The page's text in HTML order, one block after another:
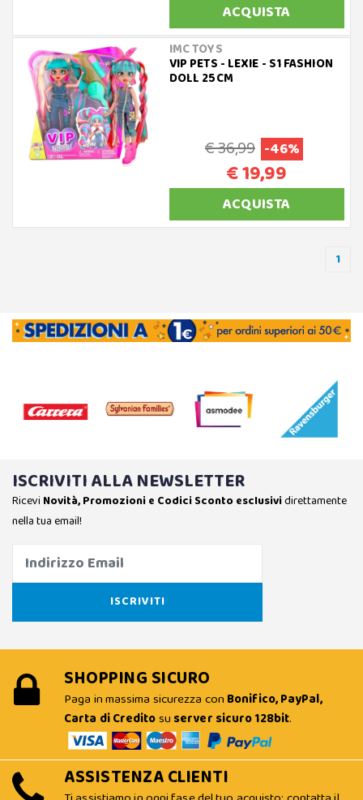
ACQUISTA
IMC TOYS
VIP PETS - LEXIE - S1 FASHION
DOLL 25CM
€ 36,99 -46%
€ 19,99
ACQUISTA
1
ISCRIVITI ALLA NEWSLETTER
Ricevi Novità, Promozioni e Codici Sconto esclusividirettamente
nella tua email!
SHOPPING SICURO
Paga in massima sicurezza con Bonifico, PayPal,
Carta di Creditosu server sicuro 128bit.
ASSISTENZA CLIENTI